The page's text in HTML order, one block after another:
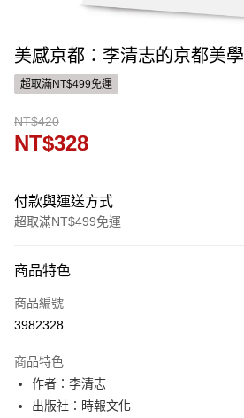
美感京都：李清志的京都美學
超取滿NT$499免運
NT$420
NT$328
付款與運送方式
超取滿NT$499免運
信用卡一次付款
ATM付款
運送方式
付款後全家取貨
每筆NT$60，滿NT$499(含以上)免運費
商品特色
商品編號
3982328
商品特色
作者：李清志
出版社：時報文化